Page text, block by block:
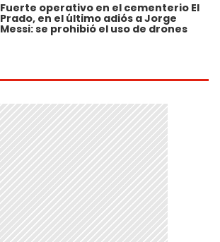
Fuerte operativo en el cementerio El
Prado, en el último adiós a Jorge
Messi: se prohibió el uso de drones